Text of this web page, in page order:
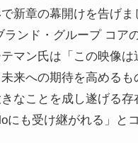
新章の幕開けを告げま
ランド・グループ コア
マン氏は「この映像は
来への期待を高めるも
なことを成し遂げる存
にも受け継がれる」と